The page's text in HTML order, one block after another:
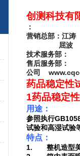
创测科技有
：
营销总部：江涛
屈波
技术服务部：
售后服务部：
公司
药品稳定性
1药品稳定
用途：
参照执行
试验和高湿试验
特点：
1. 整机造型